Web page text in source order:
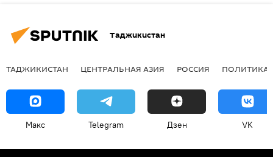
Таджикистан
ТАДЖИКИСТАН ЦЕНТРАЛЬНАЯ АЗИЯ РОССИЯ ПОЛИТИКА
Макс Telegram Дзен VK